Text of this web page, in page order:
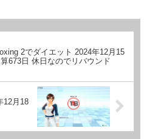
2でダイエット 2024年12月15
算673日 休日なのでリバウンド
12月18